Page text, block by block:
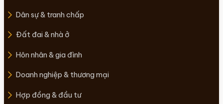
Dân sự & tranh chấp
Đất đai & nhà ở
Hôn nhân & gia đình
Doanh nghiệp & thương mại
Hợp đồng & đầu tư